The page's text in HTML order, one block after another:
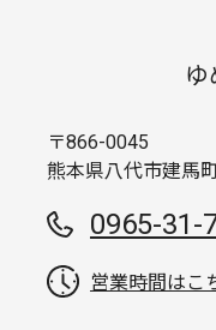
〒866-0045
熊本県八代市建馬
0965-31-
営業時間はこ